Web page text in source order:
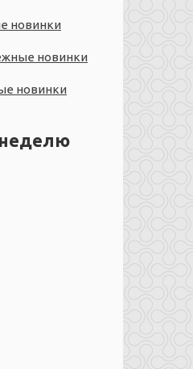
новинки
новинки
новинки